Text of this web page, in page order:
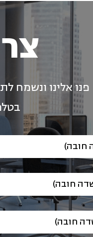
פנו אלינו ונשמח
בטלפון
חובה)
חובה)
חובה)